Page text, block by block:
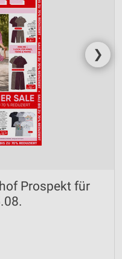
❯
Prospekt für